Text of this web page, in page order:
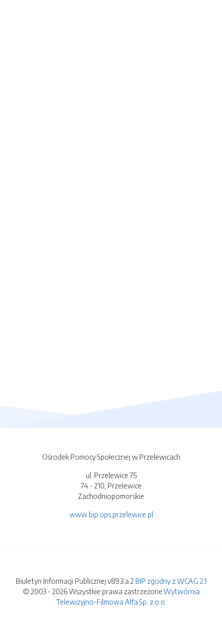
Ośrodek Pomocy Społecznej w Przelewicach
ul. Przelewice 75
74 - 210, Przelewice
Zachodniopomorskie
www.bip.ops.przelewice.pl
Biuletyn Informacji Publicznej v89.3.a.2 BIP zgodny z WCAG 2.1
© 2003 - 2026 Wszystkie prawa zastrzeżone.Wytwórnia
Telewizyjno-Filmowa Alfa Sp. z o.o.